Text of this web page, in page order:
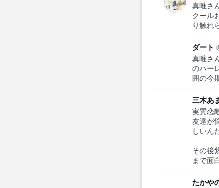
真唯さ
クール
り触れ
ダート
真唯さ
のハー
囲の今
三木あ
実質恋
友達が
しいん
その後
まで面
たかや